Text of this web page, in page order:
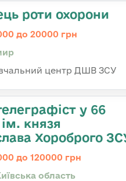
роти охорони
до 20000 грн
центр ДШВ ЗСУ
у 66
князя
Хороброго
до 120000 грн
область